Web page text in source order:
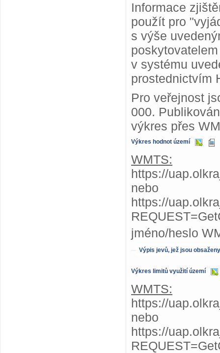
Informace
použít pro
s výše
v systému
prostednictvím
Pro veřejnost
000.
výkres přes
Výkres hodnot území
WMTS:
https://
nebo
https://
jméno/heslo
Výpis jevů, jež jsou
Výkres limitů využití území
WMTS:
https://
nebo
https://